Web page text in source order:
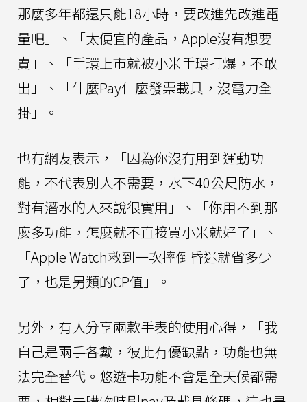
那麼多年都還只能18小時，要改進先改進電
量吧」、「太便宜的產品，Apple沒有想要
賣」、「手環上市就被小米手環打爆，不敢
出」、「什麼Pay什麼發票載具，沒電力全
掛」。
也有網友表示，「因為你沒有用到運動功
能，不代表別人不需要，水下40公尺防水，
對有潛水的人來說很實用」、「你用不到那
麼多功能，怎麼就不直接買小米就好了」、
「Apple Watch救到一次摔倒昏迷就省多少
了，也是另類的CP值」。
另外，有人分享兩款手表的使用心得，「我
自己是兩手各戴，彼此有優缺點，功能也無
法完全替代。悠遊卡功能不會是全天候都需